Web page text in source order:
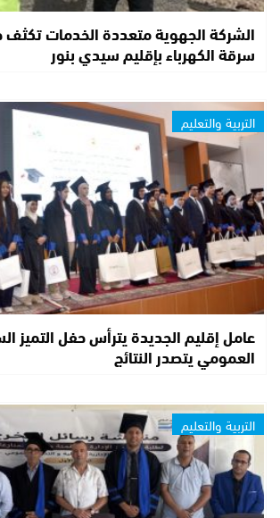
الشركة الجهوية متعددة الخدمات تكثف
سرقة الكهرباء بإقليم سيدي بنور
التربية والتعليم
عامل إقليم الجديدة يترأس حفل التميز
العمومي يتصدر النتائج
التربية والتعليم